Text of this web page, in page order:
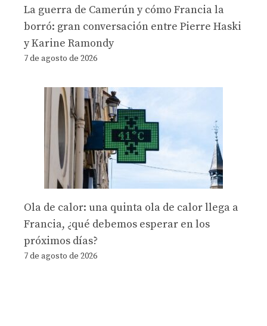
La guerra de Camerún y cómo Francia la
borró: gran conversación entre Pierre Haski
y Karine Ramondy
7 de agosto de 2026
Ola de calor: una quinta ola de calor llega a
Francia, ¿qué debemos esperar en los
próximos días?
7 de agosto de 2026